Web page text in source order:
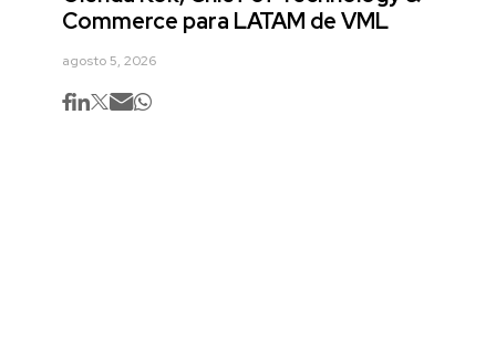
Commerce para LATAM de VML
agosto 5, 2026